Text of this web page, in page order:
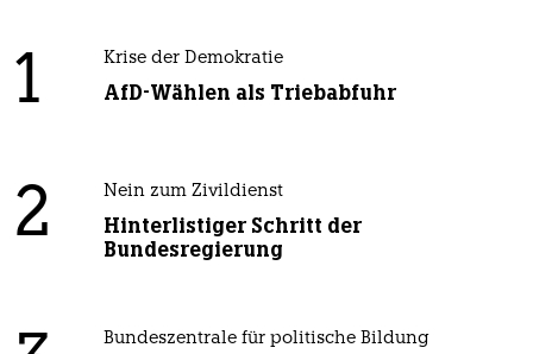
1 Krise der Demokratie
AfD-Wählen als Triebabfuhr
2 Nein zum Zivildienst
Hinterlistiger Schritt der
Bundesregierung
Bundeszentrale für politische Bildung